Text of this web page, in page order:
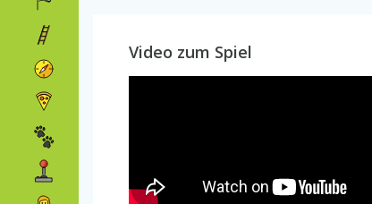
Video zum Spiel